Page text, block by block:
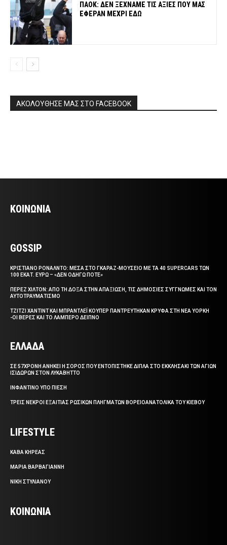
ΠΑΟΚ: ΔΕΝ ΞΕΧΝΑΜΕ ΤΙΣ ΑΞΙΕΣ ΠΟΥ ΜΑΣ
ΕΦΕΡΑΝ ΜΕΧΡΙ ΕΔΩ
ΑΚΟΛΟΥΘΗΣΕ ΜΑΣ ΣΤΟ FACEBOOK
ΚΟΙΝΩΝΙΑ
GOSSIP
ΚΡΙΣΤΙΑΝΟ ΡΟΝΑΛΝΤΟ: ΜΕΣΑ ΣΤΟ ΓΚΑΡΑΖ-ΜΟΥΣΕΙΟ ΜΕ ΤΑ 40 SUPERCARS ΤΩΝ
100 ΕΚΑΤ. ΕΥΡΩ – «ΔΕΝ ΟΔΗΓΩ ΠΟΤΕ»
ΠΕΡΕΖ ΧΙΛΤΟΝ: ΑΠΟ ΤΗ ΔΟΞΑ ΣΤΗΝ ΑΠΑΞΙΩΣΗ, ΤΙΣ ΔΗΜΟΣΙΕΣ ΣΥΓΓΝΩΜΕΣ ΚΑΙ ΤΟΝ
ΑΥΤΟΤΡΑΥΜΑΤΙΣΜΟ
ΤΖΙΤΖΙ ΧΑΝΤΙΝΤ ΚΑΙ ΜΠΡΑΝΤΛΕΪ ΚΟΥΠΕΡ ΠΑΝΤΡΕΥΤΗΚΑΝ ΚΡΥΦΑ ΣΤΗ ΝΕΑ ΥΟΡΚΗ
-ΟΙ ΒΕΡΕΣ ΚΑΙ ΤΟ ΛΑΜΠΕΡΟ ΔΕΙΠΝΟ
ΕΛΛΑΔΑ
ΣΕ 57ΧΡΟΝΗ ΑΝΗΚΕΙ Η ΣΟΡΟΣ ΠΟΥ ΕΝΤΟΠΙΣΤΗΚΕ ΔΙΠΛΑ ΣΤΟ ΕΚΚΛΗΣΑΚΙ ΤΩΝ ΑΓΙΩΝ
ΙΣΙΔΩΡΩΝ ΣΤΟΝ ΛΥΚΑΒΗΤΤΟ
ΙΝΦΑΝΤΙΝΟ ΥΠΟ ΠΙΕΣΗ
ΤΡΕΙΣ ΝΕΚΡΟΙ ΕΞΑΙΤΙΑΣ ΡΩΣΙΚΩΝ ΠΛΗΓΜΑΤΩΝ ΒΟΡΕΙΟΑΝΑΤΟΛΙΚΑ ΤΟΥ ΚΙΕΒΟΥ
LIFESTYLE
ΚΑΒΑ ΚΗΡΕΑΣ
ΜΑΡΙΑ ΒΑΡΒΑΓΙΑΝΝΗ
ΝΙΚΗ ΣΤΥΛΙΑΝΟΥ
ΚΟΙΝΩΝΙΑ